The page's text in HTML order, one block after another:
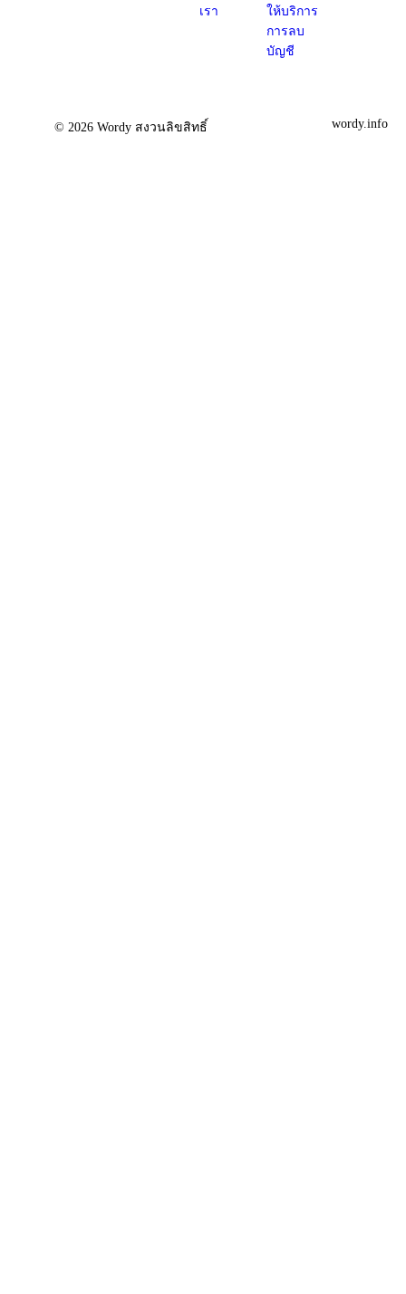
เรา
ให้บริการ
การลบ
บัญชี
© 2026 Wordy สงวนลิขสิทธิ์ wordy.info